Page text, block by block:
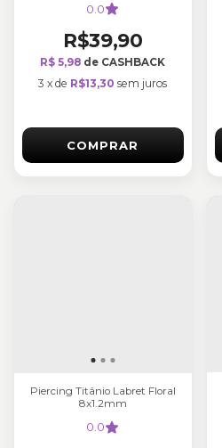
0.0
R$39,90
R$ 5,98 de CASHBACK
3 xde R$13,30 sem juros
COMPRAR
Piercing Titânio Labret Floral
8x1.2mm
0.0